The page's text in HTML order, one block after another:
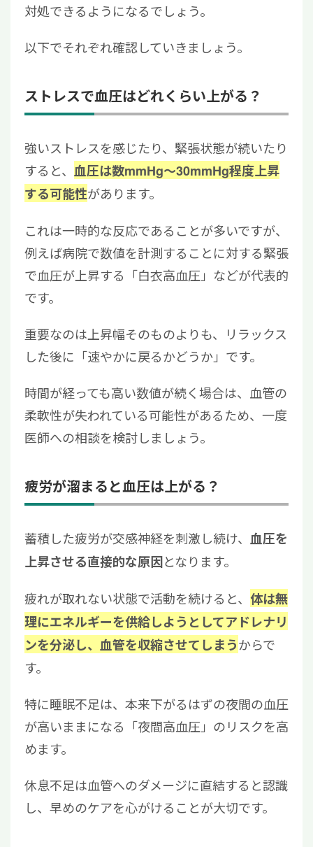
対処できるようになるでしょう。
以下でそれぞれ確認していきましょう。
ストレスで血圧はどれくらい上がる？
強いストレスを感じたり、緊張状態が続いたり
すると、 血圧は数mmHg〜30mmHg程度上昇
する可能性があります。
これは一時的な反応であることが多いですが、
例えば病院で数値を計測することに対する緊張
で血圧が上昇する「白衣高血圧」などが代表的
です。
重要なのは上昇幅そのものよりも、リラックス
した後に「速やかに戻るかどうか」です。
時間が経っても高い数値が続く場合は、血管の
柔軟性が失われている可能性があるため、一度
医師への相談を検討しましょう。
疲労が溜まると血圧は上がる？
蓄積した疲労が交感神経を刺激し続け、 血圧を
上昇させる直接的な原因となります。
疲れが取れない状態で活動を続けると、 体は無
理にエネルギーを供給しようとしてアドレナリ
ンを分泌し、血管を収縮させてしまうからで
す。
特に睡眠不足は、本来下がるはずの夜間の血圧
が高いままになる「夜間高血圧」のリスクを高
めます。
休息不足は血管へのダメージに直結すると認識
し、早めのケアを心がけることが大切です。